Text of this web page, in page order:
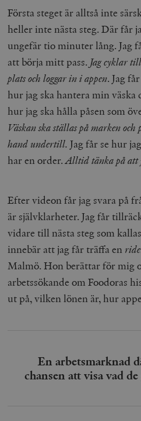
Första steget är alltså inte
heller inte nästa steg. Där får
ungefär tio minuter lång. Jag
att börja mitt pass. Jag cyklar
plats och loggar in i appen. Jag
hur jag ska hantera min
hur jag ska hålla påsen som
Väskan ska ställas på marken och
hand undertill. Jag får se hur
har en order.Alltid tänka på att
Efter videon får jag svara på
är självklarheter. Jag får
vidare till nästa steg som
innebär att jag får träffa en
Malmö. Hon berättar för mig
arbetssökande om Foodoras
ut på, vilken lönen är, hur
En arbetsmarknad
chansen att visa vad